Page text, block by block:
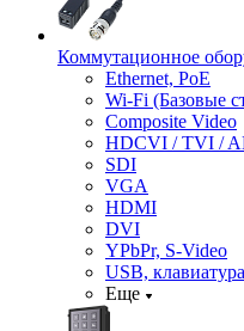
Коммутационное
Ethernet, PoE
Wi-Fi (Базовые
Composite Video
HDCVI / TVI /
SDI
VGA
HDMI
DVI
YPbPr, S-Video
USB,
Еще